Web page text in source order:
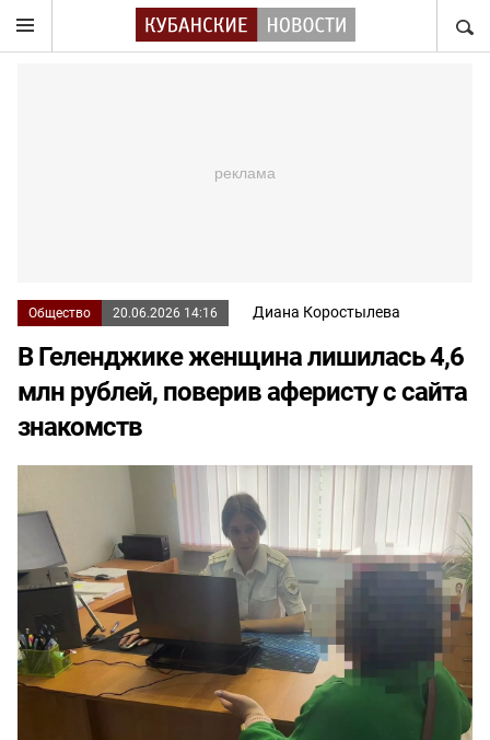
Общество 20.06.2026 14:16 Диана Коростылева
В Геленджике женщина лишилась 4,6
млн рублей, поверив аферисту с сайта
знакомств